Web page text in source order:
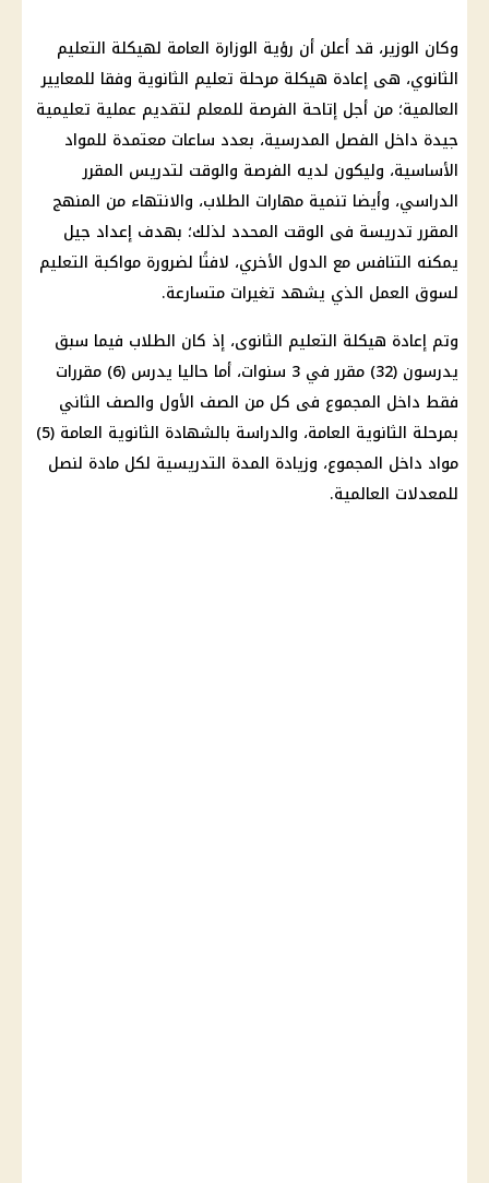
وكان الوزير، قد أعلن أن رؤية الوزارة العامة لهيكلة التعليم
الثانوي، هى إعادة هيكلة مرحلة تعليم الثانوية وفقا للمعايير
العالمية؛ من أجل إتاحة الفرصة للمعلم لتقديم عملية تعليمية
جيدة داخل الفصل المدرسية، بعدد ساعات معتمدة للمواد
الأساسية، وليكون لديه الفرصة والوقت لتدريس المقرر
الدراسي، وأيضا تنمية مهارات الطلاب، والانتهاء من المنهج
المقرر تدريسة فى الوقت المحدد لذلك؛ بهدف إعداد جيل
يمكنه التنافس مع الدول الأخري، لافتًا لضرورة مواكبة التعليم
لسوق العمل الذي يشهد تغيرات متسارعة.
وتم إعادة هيكلة التعليم الثانوى، إذ كان الطلاب فيما سبق
يدرسون (32) مقرر في 3 سنوات، أما حاليا يدرس (6) مقررات
فقط داخل المجموع فى كل من الصف الأول والصف الثاني
بمرحلة الثانوية العامة، والدراسة بالشهادة الثانوية العامة
(5)
مواد داخل المجموع، وزيادة المدة التدريسية لكل مادة لنصل
للمعدلات العالمية.